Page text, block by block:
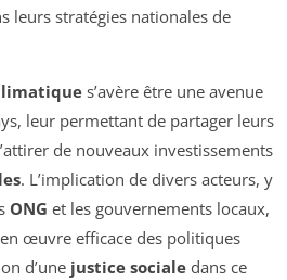
leurs stratégies nationales de
s’avère être une avenue
leur permettant de partager leurs
de nouveaux investissements
. L’implication de divers acteurs, y
ONG et les gouvernements locaux,
œuvre efficace des politiques
d’une justice sociale dans ce